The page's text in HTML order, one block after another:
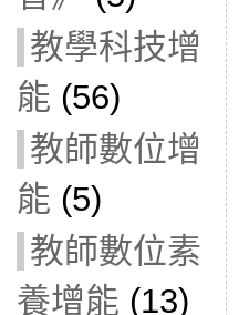
教學科技增
能 (56)
教師數位增
能 (5)
教師數位素
養增能 (13)